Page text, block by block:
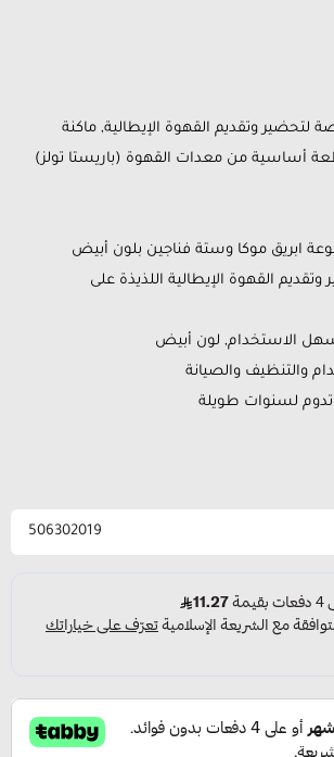
لتحضير وتقديم القهوة الإيطالية, ماكنة
أساسية من معدات القهوة (باريستا تولز)
ابريق موكا وستة فناجين بلون أبيض
القهوة الإيطالية اللذيذة على
الاستخدام, لون أبيض
والتنظيف والصيانة
تدوم لسنوات طويلة
506302019